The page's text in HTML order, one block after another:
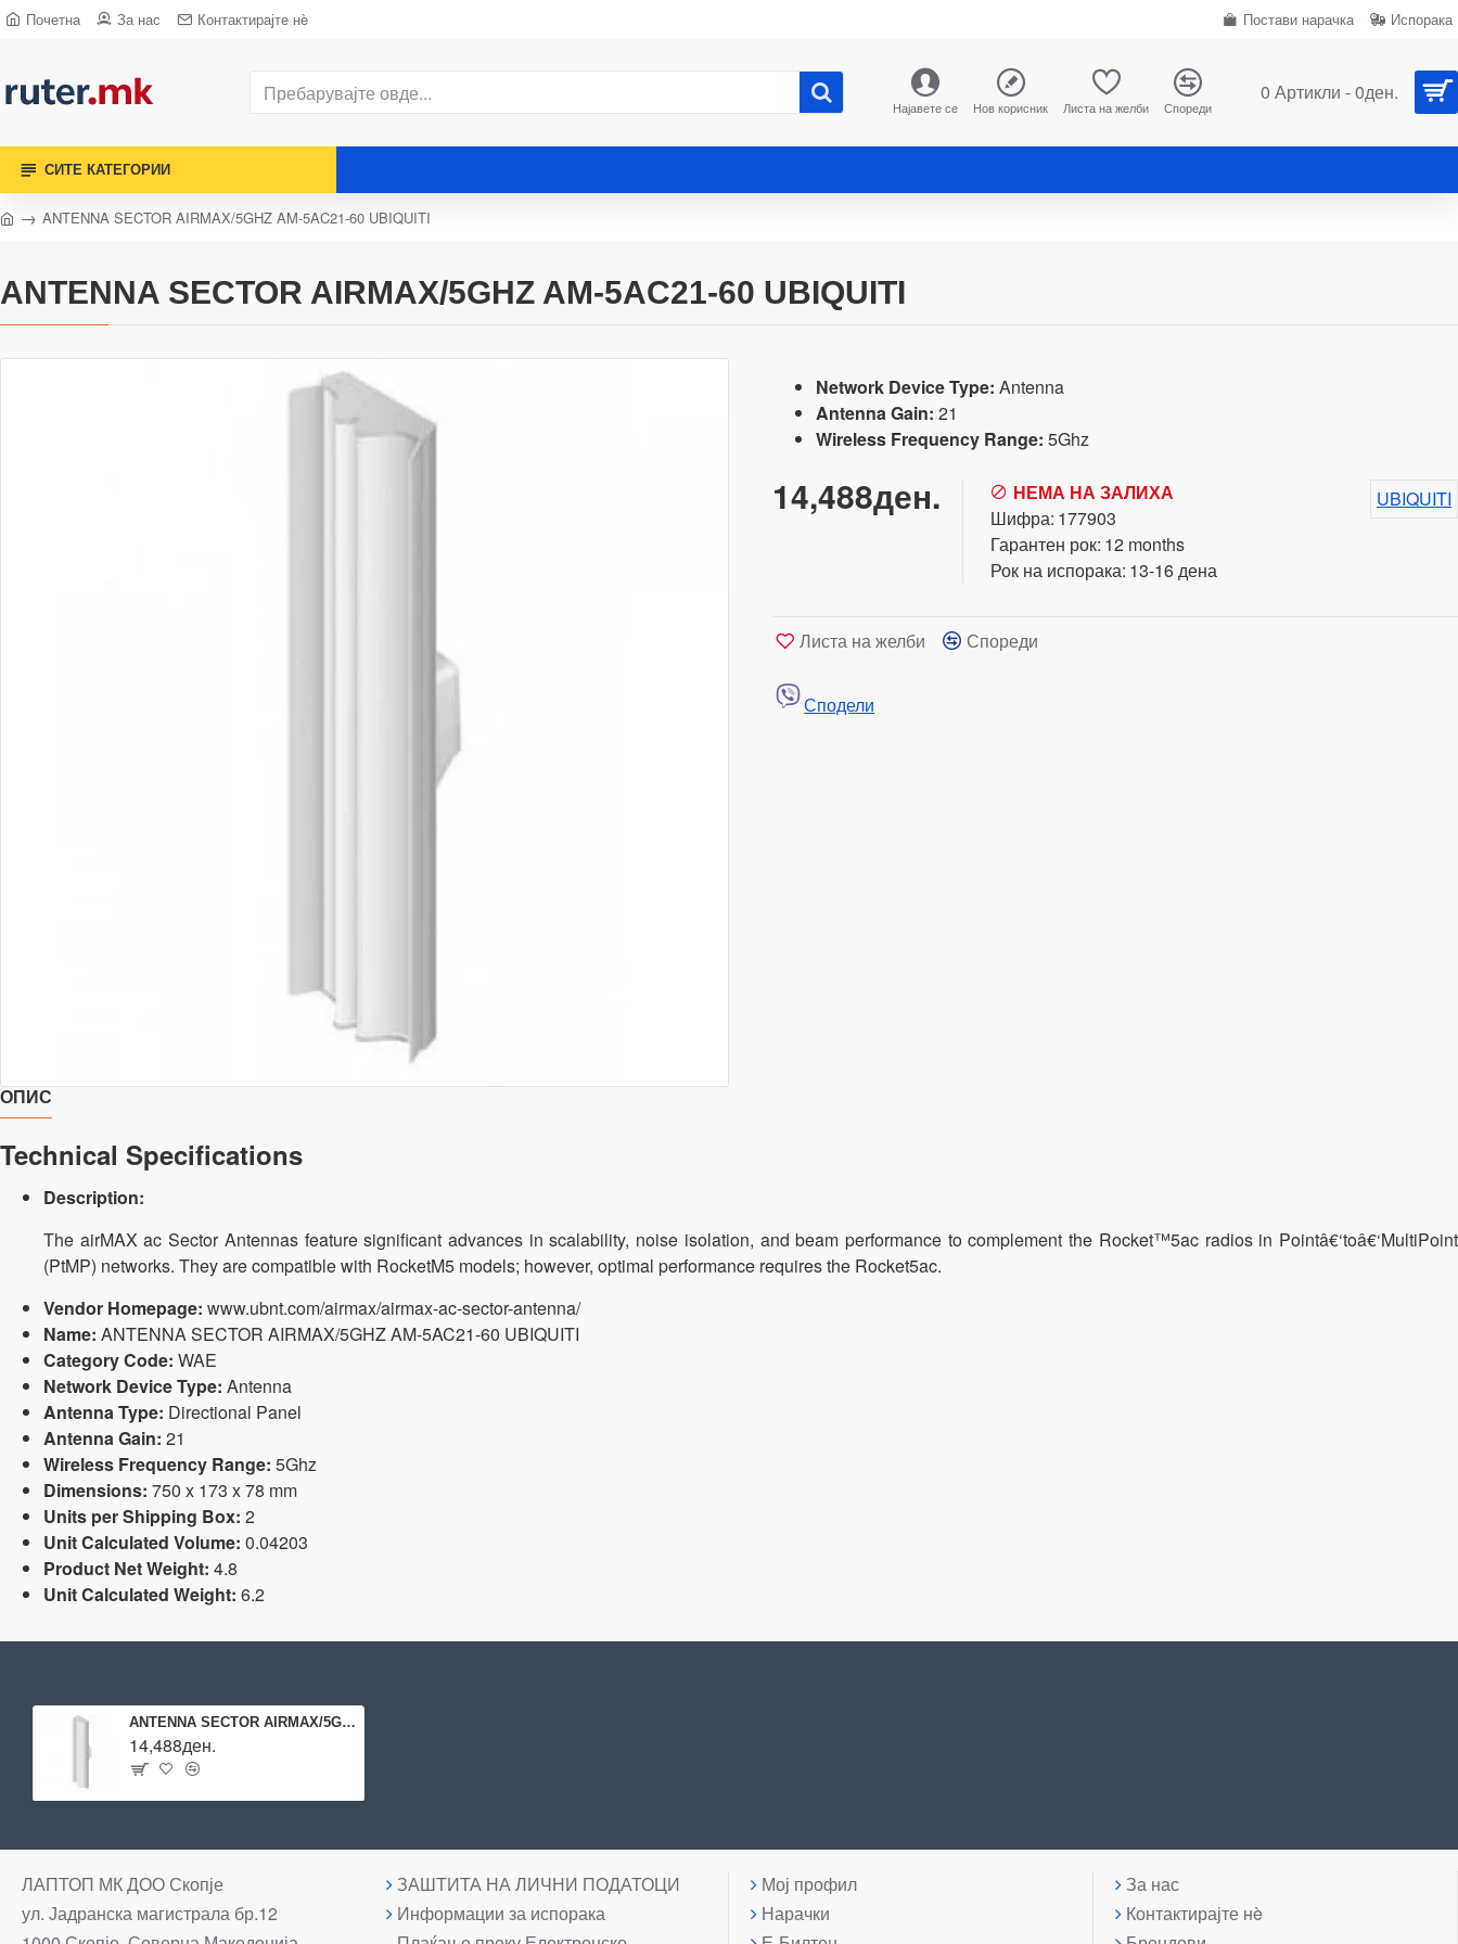
Почетна За нас Контактирајте нè Постави нарачка Испорака
Најавете се Нов корисник Листа на желби Спореди
0 Артикли - 0ден.
СИТЕ КАТЕГОРИИ
ANTENNA SECTOR AIRMAX/5GHZ AM-5AC21-60 UBIQUITI
ANTENNA SECTOR AIRMAX/5GHZ AM-5AC21-60 UBIQUITI
Network Device Type: Antenna
Antenna Gain: 21
Wireless Frequency Range: 5Ghz
14,488ден.
НЕМА НА ЗАЛИХА
Шифра: 177903
Гарантен рок: 12 months
Рок на испорака: 13-16 дена
UBIQUITI
Листа на желби Спореди
Сподели
ОПИС
Technical Specifications
Description:
The airMAX ac Sector Antennas feature significant advances in scalability, noise isolation, and beam performance to complement the Rocket™5ac radios in Pointâ€‘toâ€‘MultiPoint
(PtMP) networks. They are compatible with RocketM5 models; however, optimal performance requires the Rocket5ac.
Vendor Homepage: www.ubnt.com/airmax/airmax-ac-sector-antenna/
Name: ANTENNA SECTOR AIRMAX/5GHZ AM-5AC21-60 UBIQUITI
Category Code: WAE
Network Device Type: Antenna
Antenna Type: Directional Panel
Antenna Gain: 21
Wireless Frequency Range: 5Ghz
Dimensions: 750 x 173 x 78 mm
Units per Shipping Box: 2
Unit Calculated Volume: 0.04203
Product Net Weight: 4.8
Unit Calculated Weight: 6.2
ANTENNA SECTOR AIRMAX/5GHZ AM-5AC21-60 UBIQUITI
14,488ден.
ЛАПТОП МК ДОО Скопје
ул. Јадранска магистрала бр.12
ЗАШТИТА НА ЛИЧНИ ПОДАТОЦИ
Информации за испорака
Мој профил
Нарачки
За нас
Контактирајте нè